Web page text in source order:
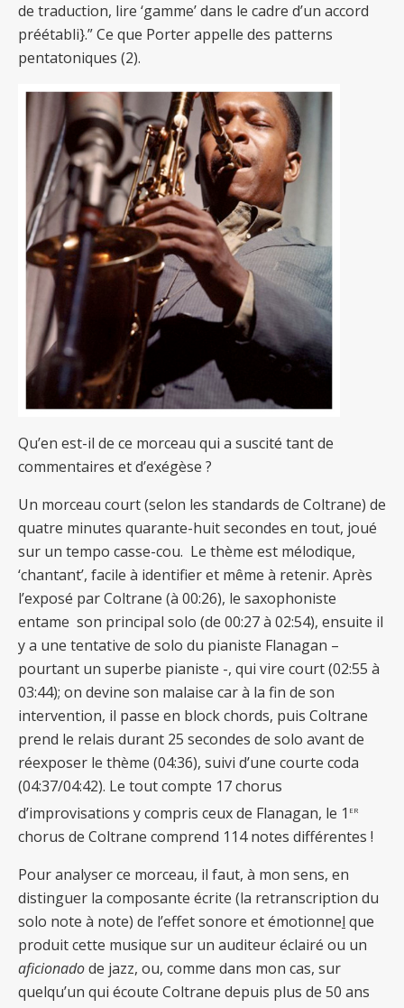
de traduction, lire ‘gamme’ dans le cadre d’un accord
préétabli}.”Ce que Porter appelle des patterns
pentatoniques (2).
Qu’en est-il de ce morceau qui a suscité tant de
commentaires et d’exégèse ?
Un morceau court (selon les standards de Coltrane) de
quatre minutes quarante-huit secondes en tout, joué
sur un tempo casse-cou. Le thème est mélodique,
‘chantant’, facile à identifier et même à retenir. Après
l’exposé par Coltrane (à 00:26), le saxophoniste
entame son principal solo (de 00:27 à 02:54), ensuite il
y a une tentative de solo du pianiste Flanagan –
pourtant un superbe pianiste -, qui vire court (02:55 à
03:44); on devine son malaise car à la fin de son
intervention, il passe en block chords, puis Coltrane
prend le relais durant 25 secondes de solo avant de
réexposer le thème (04:36), suivi d’une courte coda
(04:37/04:42). Le tout compte 17 chorus
d’improvisations y compris ceux de Flanagan, le 1 er
chorus de Coltrane comprend 114 notes différentes !
Pour analyser ce morceau, il faut, à mon sens, en
distinguer la composante écrite (la retranscription du
solo note à note) de l’effet sonore et émotionnel que
produit cette musique sur un auditeur éclairé ou un
aficionadode jazz, ou, comme dans mon cas, sur
quelqu’un qui écoute Coltrane depuis plus de 50 ans